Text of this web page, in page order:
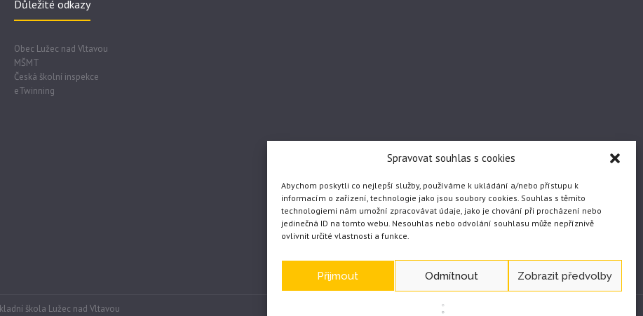
Spravovat souhlas s cookies
Abychom poskytli co nejlepší služby, používáme k ukládání a/nebo přístupu k
informacím o zařízení, technologie jako jsou soubory cookies. Souhlas s těmito
technologiemi nám umožní zpracovávat údaje, jako je chování při procházení nebo
jedinečná ID na tomto webu. Nesouhlas nebo odvolání souhlasu může nepříznivě
ovlivnit určité vlastnosti a funkce.
Přijmout Odmítnout Zobrazit předvolby
Důležité odkazy
Obec Lužec nad Vltavou
MŠMT
Česká školní inspekce
eTwinning
WEB vytvořil JČ
škola Lužec nad Vltavou